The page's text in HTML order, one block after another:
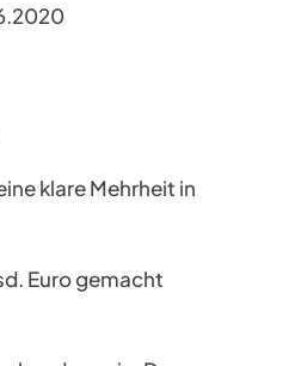
klare Mehrheit in
Euro gemacht